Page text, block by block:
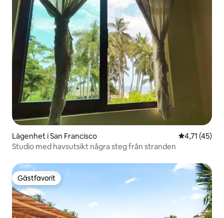
Lägenhet i San Francisco 4,71 av 5 i
4,71 (45)
Studio med havsutsikt några steg från stranden
Gästfavorit
Gästfavorit